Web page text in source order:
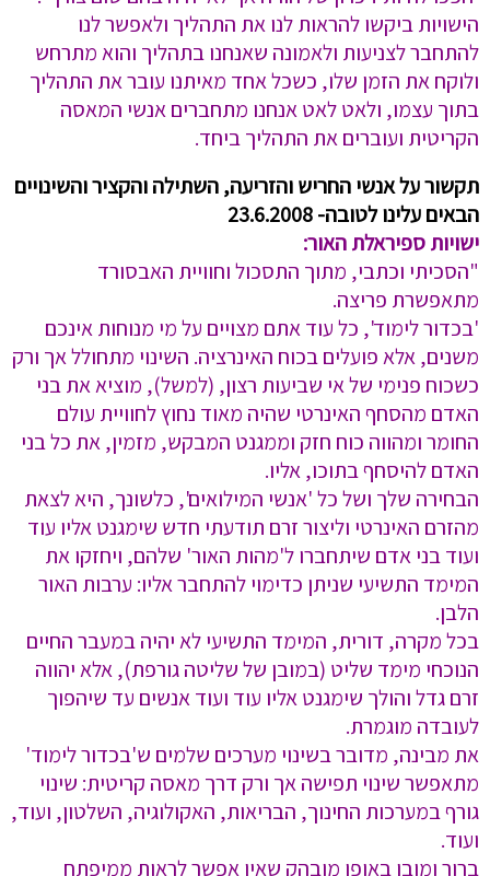
הישויות ביקשו להראות לנו את התהליך ולאפשר לנו
להתחבר לצניעות ולאמונה שאנחנו בתהליך והוא מתרחש
ולוקח את הזמן שלו, כשכל אחד מאיתנו עובר את התהליך
בתוך עצמו, ולאט לאט אנחנו מתחברים אנשי המאסה
הקריטית ועוברים את התהליך ביחד.
תקשור על אנשי החריש והזריעה, השתילה והקציר והשינויים
הבאים עלינו לטובה- 23.6.2008
ישויות ספיראלת האור:
"הסכיתי וכתבי, מתוך התסכול וחוויית האבסורד
מתאפשרת פריצה.
'בכדור לימוד', כל עוד אתם מצויים על מי מנוחות אינכם
משנים, אלא פועלים בכוח האינרציה. השינוי מתחולל אך ורק
כשכוח פנימי של אי שביעות רצון, (למשל), מוציא את בני
האדם מהסחף האינרטי שהיה מאוד נחוץ לחוויית עולם
החומר ומהווה כוח חזק וממגנט המבקש, מזמין, את כל בני
האדם להיסחף בתוכו, אליו.
הבחירה שלך ושל כל 'אנשי המילואים', כלשונך, היא לצאת
מהזרם האינרטי וליצור זרם תודעתי חדש שימגנט אליו עוד
ועוד בני אדם שיתחברו ל'מהות האור' שלהם, ויחזקו את
המימד התשיעי שניתן כדימוי להתחבר אליו: ערבות האור
הלבן.
בכל מקרה, דורית, המימד התשיעי לא יהיה במעבר החיים
הנוכחי מימד שליט (במובן של שליטה גורפת), אלא יהווה
זרם גדל והולך שימגנט אליו עוד ועוד אנשים עד שיהפוך
לעובדה מוגמרת.
את מבינה, מדובר בשינוי מערכים שלמים ש'בכדור לימוד'
מתאפשר שינוי תפישה אך ורק דרך מאסה קריטית: שינוי
גורף במערכות החינוך, הבריאות, האקולוגיה, השלטון, ועוד,
ועוד.
ברור ומובן באופן מובהק שאין אפשר לראות ממיפתח